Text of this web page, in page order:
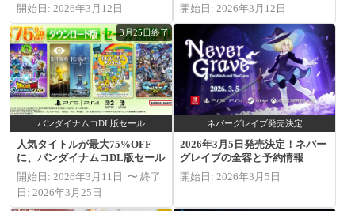
開始日: 2026年3月12日
開始日: 2026年3月12日
3月25日終了
バンダイナムコDL版セール
人気タイトルが最大75%OFF
に、バンダイナムコDL版セール
開始日: 2026年3月11日 〜 終了
日: 2026年3月25日
ネバーグレイブ発売決定
2026年3月5日発売決定！ネバー
グレイブの全容と予約情報
開始日: 2026年3月5日